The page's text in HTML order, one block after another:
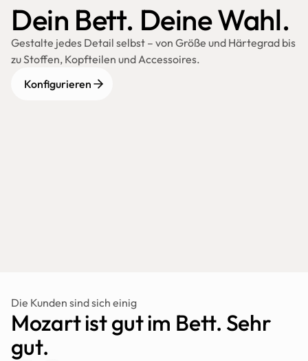
Dein Bett. Deine Wahl.
Gestalte jedes Detail selbst – von Größe und Härtegrad bis
zu Stoffen, Kopfteilen und Accessoires.
Konfigurieren
Die Kunden sind sich einig
Mozart ist gut im Bett. Sehr
gut.